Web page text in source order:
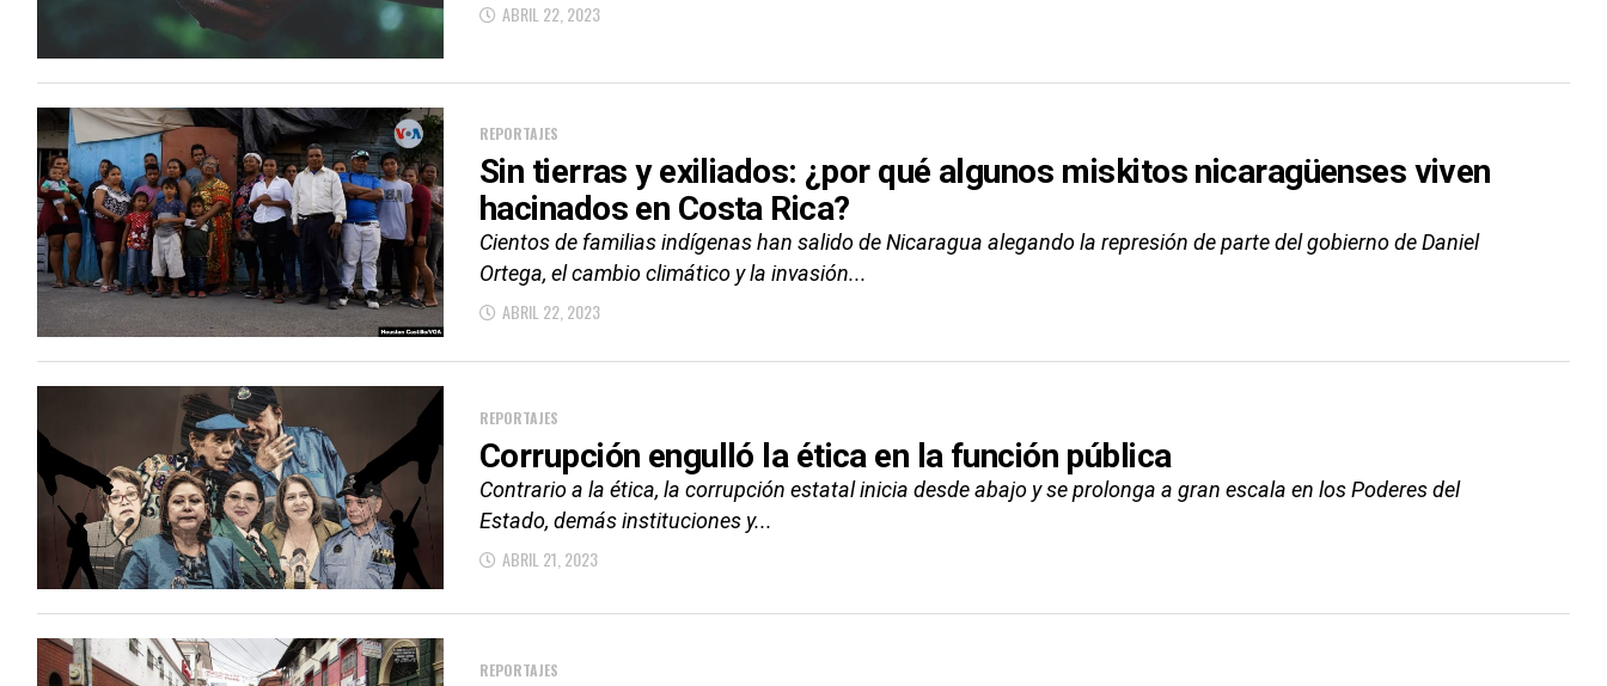
ABRIL 22, 2023
REPORTAJES
Sin tierras y exiliados: ¿por qué algunos miskitos nicaragüenses viven
hacinados en Costa Rica?
Cientos de familias indígenas han salido de Nicaragua alegando la represión de parte del gobierno de Daniel
Ortega, el cambio climático y la invasión...
ABRIL 22, 2023
REPORTAJES
Corrupción engulló la ética en la función pública
Contrario a la ética, la corrupción estatal inicia desde abajo y se prolonga a gran escala en los Poderes del
Estado, demás instituciones y...
ABRIL 21, 2023
REPORTAJES